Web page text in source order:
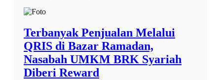
Terbanyak Penjualan Melalui
QRIS di Bazar Ramadan,
Nasabah UMKM BRK Syariah
Diberi Reward